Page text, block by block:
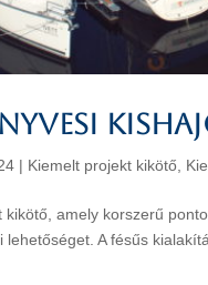
| Kiemelt projekt kikötő
amely korszerű
lehetőséget. A fésűs